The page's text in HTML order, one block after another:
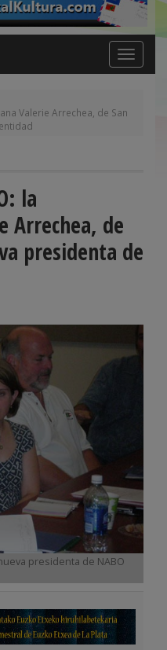
Toggle
navigation
Valerie Arrechea, de San
la
Arrechea, de
presidenta de
presidenta de NABO